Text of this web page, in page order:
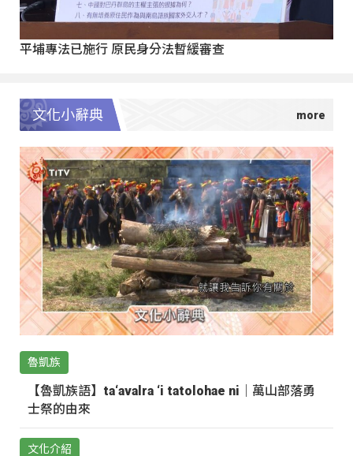
平埔專法已施行 原民身分法暫緩審查
文化小辭典
魯凱族
【魯凱族語】ta‘avalra ‘i tatolohae ni｜萬山部落勇
士祭的由來
文化介紹